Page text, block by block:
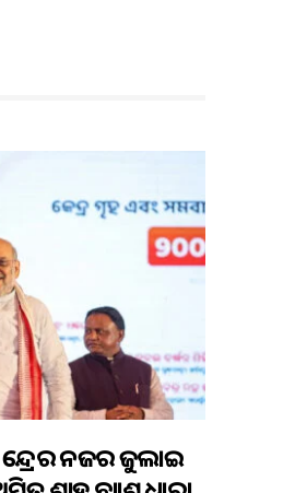
ନଜର ଜୁଲାଇ